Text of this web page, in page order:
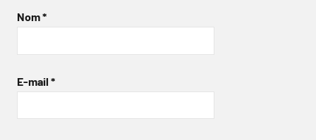
Nom*
E-mail *